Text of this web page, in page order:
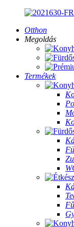
Otthon
Megoldás
Termékek